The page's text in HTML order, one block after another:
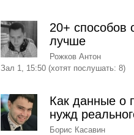
20+ способов
лучше
Рожков Антон
Зал 1, 15:50 (хотят послушать: 8)
Как данные о
нужд
Борис Касавин